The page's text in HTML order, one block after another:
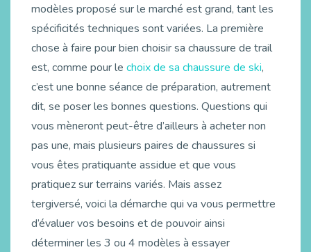
modèles proposé sur le marché est grand, tant les
spécificités techniques sont variées. La première
chose à faire pour bien choisir sa chaussure de trail
est, comme pour le choix de sa chaussure de ski,
c’est une bonne séance de préparation, autrement
dit, se poser les bonnes questions. Questions qui
vous mèneront peut-être d’ailleurs à acheter non
pas une, mais plusieurs paires de chaussures si
vous êtes pratiquante assidue et que vous
pratiquez sur terrains variés. Mais assez
tergiversé, voici la démarche qui va vous permettre
d’évaluer vos besoins et de pouvoir ainsi
déterminer les 3 ou 4 modèles à essayer